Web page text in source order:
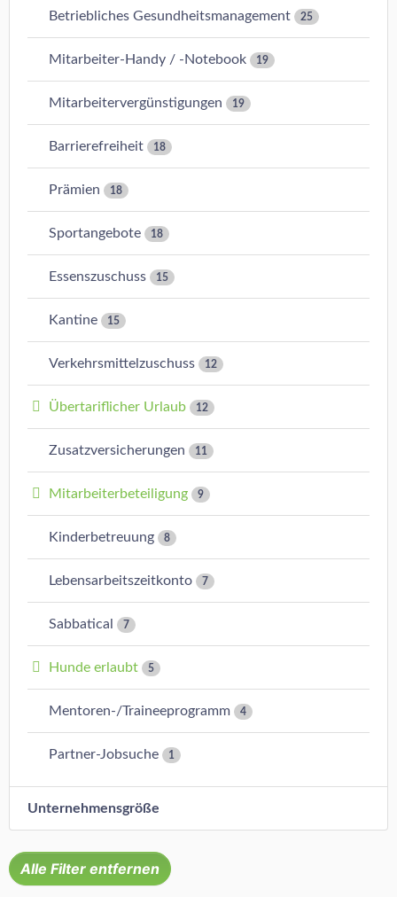
Betriebliches Gesundheitsmanagement 25
Mitarbeiter-Handy / -Notebook 19
Mitarbeitervergünstigungen 19
Barrierefreiheit 18
Prämien 18
Sportangebote 18
Essenszuschuss 15
Kantine 15
Verkehrsmittelzuschuss 12
Übertariflicher Urlaub 12
Zusatzversicherungen 11
Mitarbeiterbeteiligung 9
Kinderbetreuung 8
Lebensarbeitszeitkonto 7
Sabbatical 7
Hunde erlaubt 5
Mentoren-/Traineeprogramm 4
Partner-Jobsuche 1
Unternehmensgröße
Alle Filter entfernen